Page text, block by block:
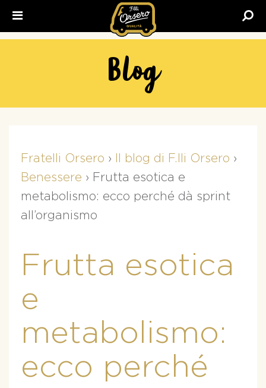
Blog
Fratelli Orsero › Il blog di F.lli Orsero ›
Benessere › Frutta esotica e
metabolismo: ecco perché dà sprint
all’organismo
Frutta esotica
e
metabolismo:
ecco perché